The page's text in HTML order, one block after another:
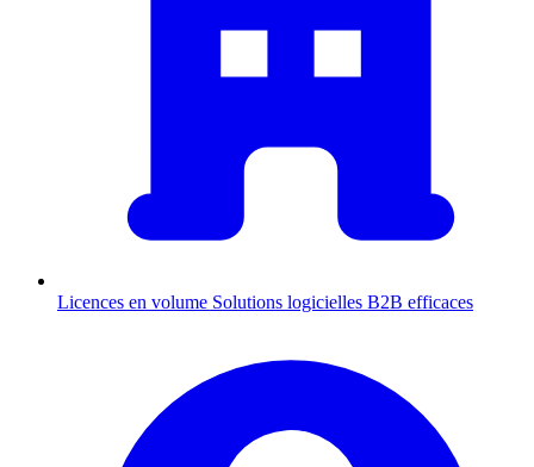
Licences en volume Solutions logicielles B2B efficaces